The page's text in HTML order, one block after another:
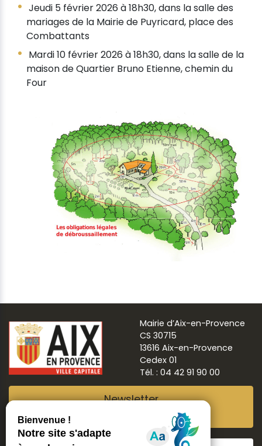
Jeudi 5 février 2026 à 18h30, dans la salle des
mariages de la Mairie de Puyricard, place des
Combattants
Mardi 10 février 2026 à 18h30, dans la salle de la
maison de Quartier Bruno Etienne, chemin du
Four
Mairie d’Aix-en-Provence
CS 30715
13616 Aix-en-Provence
Cedex 01
Tél. : 04 42 91 90 00
Newsletter